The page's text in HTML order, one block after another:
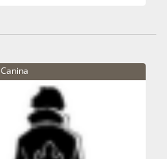
Canina